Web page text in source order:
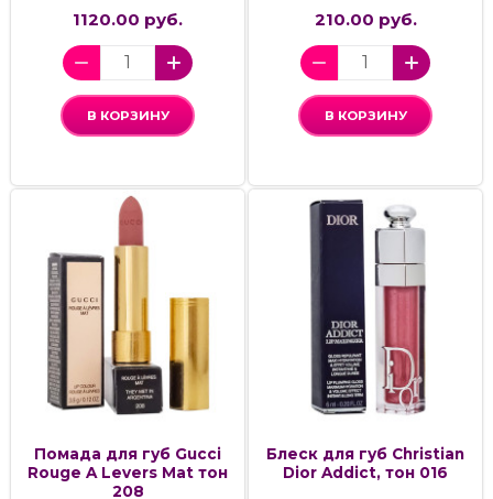
1120.00 руб.
В КОРЗИНУ
210.00 руб.
В КОРЗИНУ
Помада для губ Gucci
Rouge A Levers Mat тон
208
Блеск для губ Christian
Dior Addict, тон 016